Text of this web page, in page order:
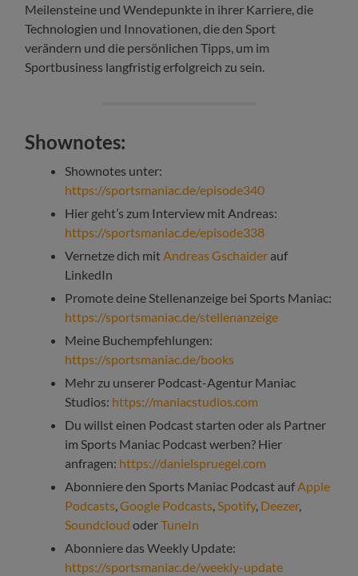
Meilensteine und Wendepunkte in ihrer Karriere, die
Technologien und Innovationen, die den Sport
verändern und die persönlichen Tipps, um im
Sportbusiness langfristig erfolgreich zu sein.
Shownotes:
Shownotes unter:
https://sportsmaniac.de/episode340
Hier geht’s zum Interview mit Andreas:
https://sportsmaniac.de/episode338
Vernetze dich mitAndreas Gschaider auf
LinkedIn
Promote deine Stellenanzeige bei Sports Maniac:
https://sportsmaniac.de/stellenanzeige
Meine Buchempfehlungen:
https://sportsmaniac.de/books
Mehr zu unserer Podcast-Agentur Maniac
Studios: https://maniacstudios.com
Du willst einen Podcast starten oder als Partner
im Sports Maniac Podcast werben? Hier
anfragen: https://danielspruegel.com
Abonniere den Sports Maniac Podcast aufApple
Podcasts,Google Podcasts,Spotify, Deezer,
Soundcloud oderTuneIn
Abonniere das Weekly Update:
https://sportsmaniac.de/weekly-update